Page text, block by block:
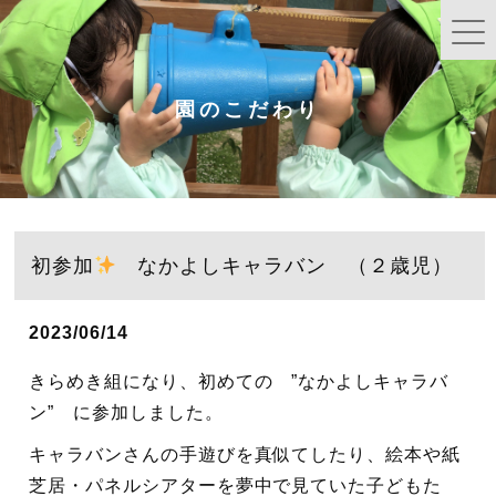
園のこだわり
初参加 なかよしキャラバン （２歳児）
2023/06/14
きらめき組になり、初めての ”なかよしキャラバ
ン” に参加しました。
キャラバンさんの手遊びを真似てしたり、絵本や紙
芝居・パネルシアターを夢中で見ていた子どもた